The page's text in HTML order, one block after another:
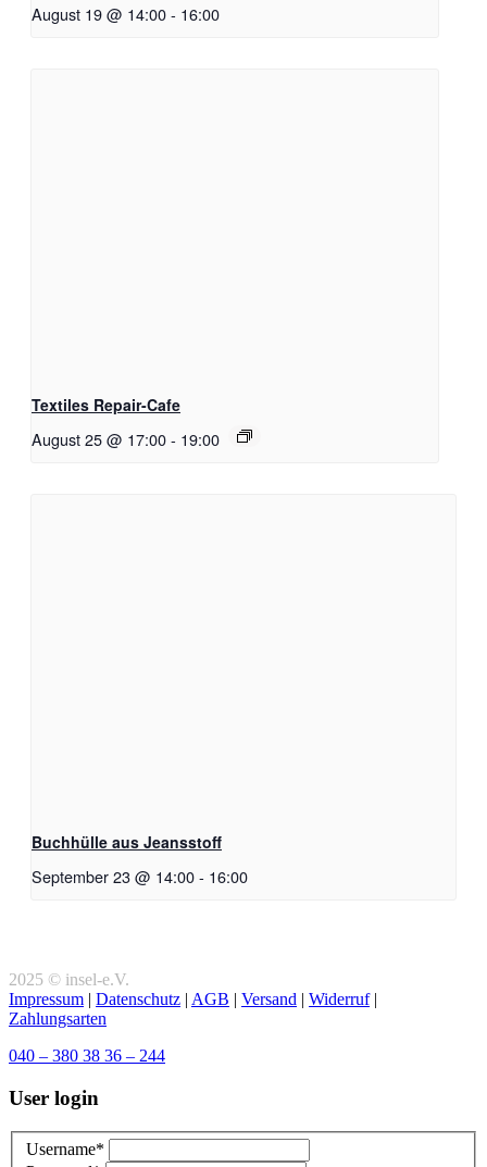
August 19 @ 14:00- 16:00
Textiles Repair-Cafe
August 25 @ 17:00- 19:00
Buchhülle aus Jeansstoff
September 23 @ 14:00- 16:00
2025 © insel-e.V.
Impressum | Datenschutz | AGB | Versand | Widerruf|
Zahlungsarten
040 – 380 38 36 – 244
User login
Username*